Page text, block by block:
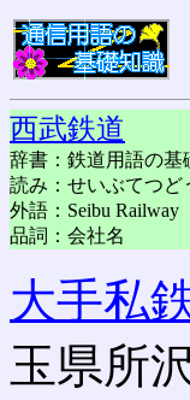
西武鉄道
辞書：鉄道用語の基
読み：せいぶてつど
外語：Seibu Railway
品詞：会社名
大手私
玉県所